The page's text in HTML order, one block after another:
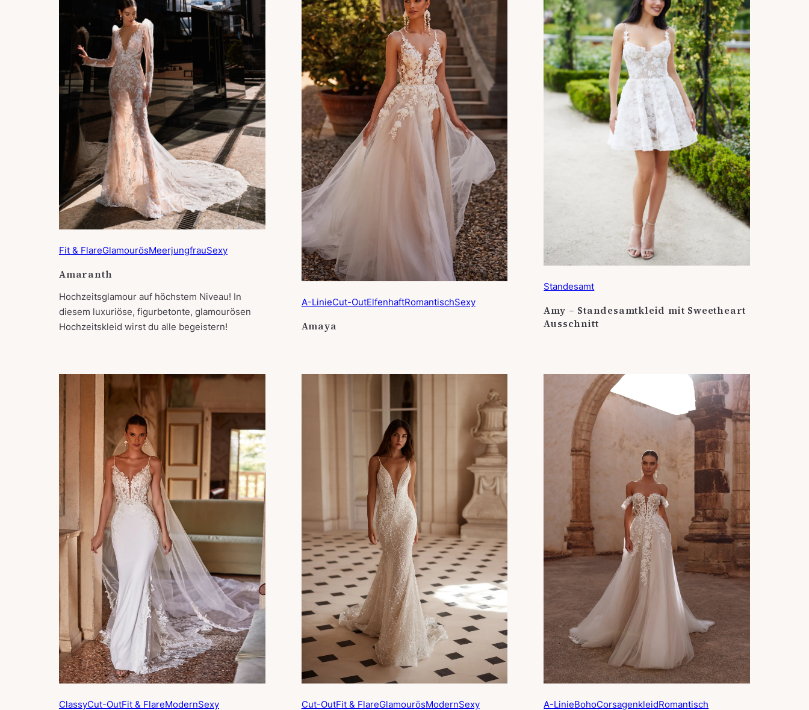
Fit & FlareGlamourösMeerjungfrauSexy
Amaranth
Hochzeitsglamour auf höchstem Niveau! In
diesem luxuriöse, figurbetonte, glamourösen
Hochzeitskleid wirst du alle begeistern!
A-LinieCut-OutElfenhaftRomantischSexy
Amaya
Standesamt
Amy – Standesamtkleid mit Sweetheart
Ausschnitt
ClassyCut-OutFit & FlareModernSexy Cut-OutFit & FlareGlamourösModernSexy A-LinieBohoCorsagenkleidRomantisch